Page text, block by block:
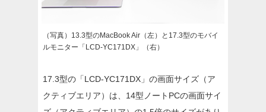
（写真）13.3型のMacBook Air（左）と17.3型のモバイ
ルモニター「LCD-YC171DX」（右）
17.3型の「LCD-YC171DX」の画面サイズ（ア
クティブエリア）は、14型ノートPCの画面サイ